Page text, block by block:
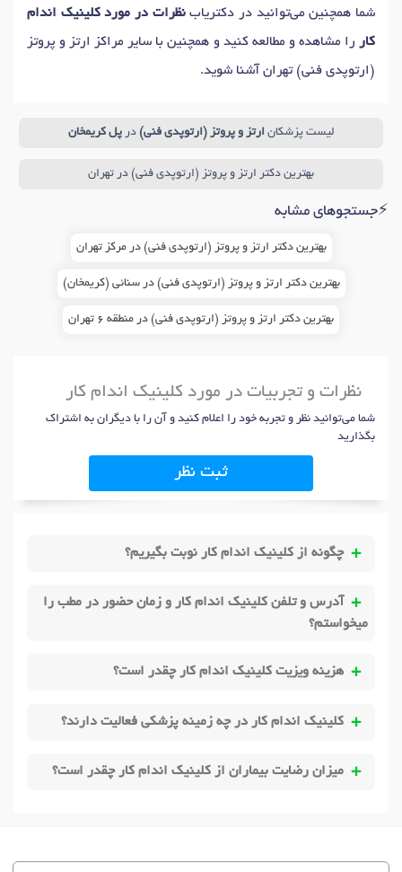
شما همچنین می‌توانید در دکتریابنظرات در مورد کلینیک اندام
کار را مشاهده و مطالعه کنید و همچنین با سایر مراکز ارتز و پروتز
(ارتوپدی فنی) تهران آشنا شوید.
لیست پزشکان ارتز و پروتز (ارتوپدی فنی) درپل کریمخان
بهترین دکتر ارتز و پروتز (ارتوپدی فنی) در تهران
⚡جستجوهای مشابه
بهترین دکتر ارتز و پروتز (ارتوپدی فنی) در مرکز تهران
بهترین دکتر ارتز و پروتز (ارتوپدی فنی) در سنائی (کریمخان)
بهترین دکتر ارتز و پروتز (ارتوپدی فنی) در منطقه 6 تهران
نظرات و تجربیات در مورد کلینیک اندام کار
شما می‌توانید نظر و تجربه خود را اعلام کنید و آن را با دیگران به اشتراک
بگذارید
ثبت نظر
چگونه از کلینیک اندام کار نوبت بگیریم؟
آدرس و تلفن کلینیک اندام کار و زمان حضور در مطب را
میخواستم؟
هزینه ویزیت کلینیک اندام کار چقدر است؟
کلینیک اندام کار در چه زمینه پزشکی فعالیت دارند؟
میزان رضایت بیماران از کلینیک اندام کار چقدر است؟